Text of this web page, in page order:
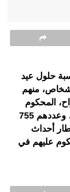
حلول عيد
منهم
المحكوم
عليهم من طرف مختلف محاكم المملكة، وعددهم 755
في إطار أحداث
بين المحكوم عليهم في